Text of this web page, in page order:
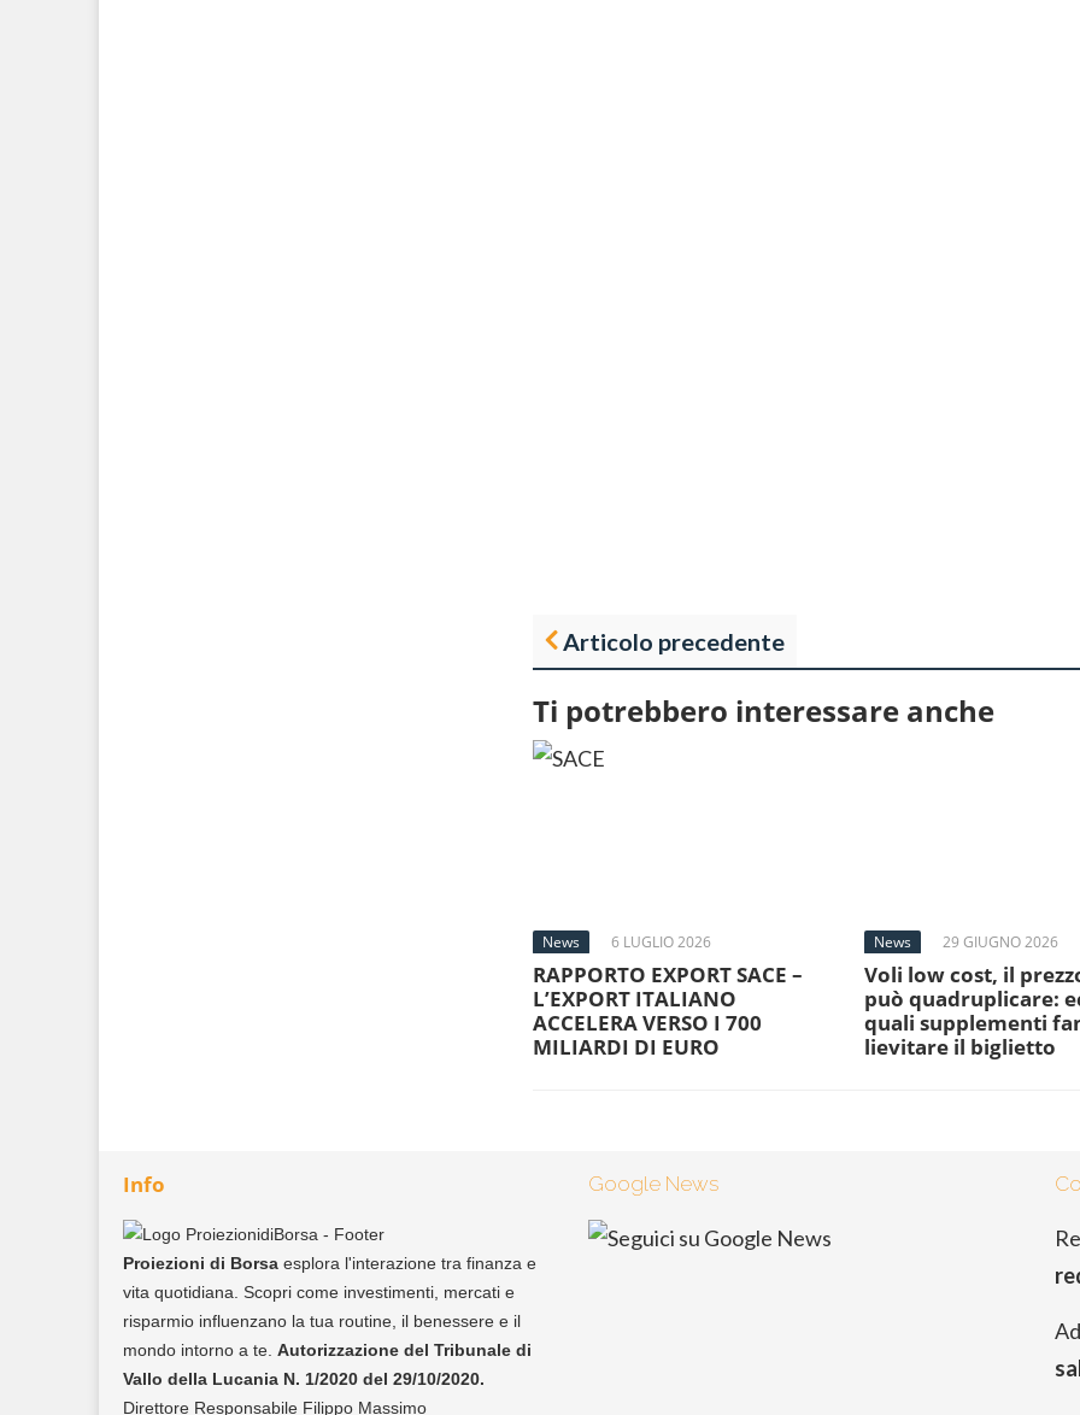
Articolo precedente
Ti potrebbero interessare anche
News 6 LUGLIO 2026
RAPPORTO EXPORT SACE –
L’EXPORT ITALIANO
ACCELERA VERSO I 700
MILIARDI DI EURO
News 29 GIUGNO 2026
Voli low cost, il
può quadruplicare:
quali supplementi
lievitare il biglietto
Info
Proiezioni di Borsa esplora l'interazione tra finanza e
vita quotidiana. Scopri come investimenti, mercati e
risparmio influenzano la tua routine, il benessere e il
mondo intorno a te. Autorizzazione del Tribunale di
Vallo della Lucania N. 1/2020 del 29/10/2020.
Direttore Responsabile Filippo Massimo
Google News